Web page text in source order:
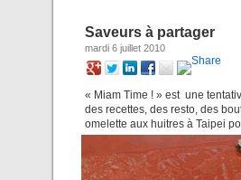
Saveurs à partager
mardi 6 juillet 2010
« Miam Time ! » est une
des recettes, des resto, des
omelette aux huitres à Taipei